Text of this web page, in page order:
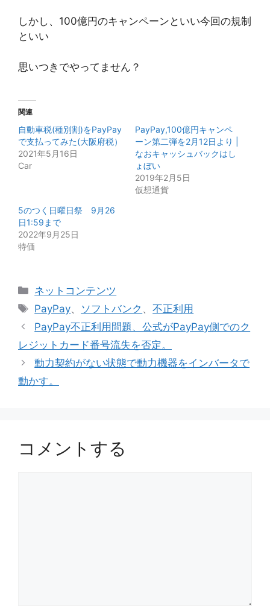
しかし、100億円のキャンペーンといい今回の規制
といい
思いつきでやってません？
関連
自動車税(種別割)をPayPay
で支払ってみた(大阪府税）
2021年5月16日
Car
PayPay,100億円キャンペ
ーン第二弾を2月12日より |
なおキャッシュバックはし
ょぼい
2019年2月5日
仮想通貨
5のつく日曜日祭 9月26
日1:59まで
2022年9月25日
特価
カ
テ
リ
ー
ネットコンテンツ
タ
グ
PayPay、 ソフトバンク 、不正利用
PayPay不正利用問題、公式がPayPay側でのク
レジットカード番号流失を否定。
動力契約がない状態で動力機器をインバータで
動かす。
コメントする